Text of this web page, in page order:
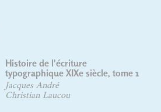
Histoire de l'écriture
typographique XIXe siècle, tome 1
Jacques André
Christian Laucou